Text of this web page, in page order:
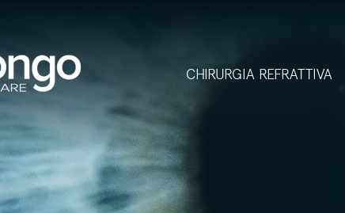
CHIRURGIA REFRATTIVA